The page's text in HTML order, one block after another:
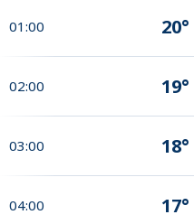
01:00 20°
02:00 19°
03:00 18°
04:00 17°